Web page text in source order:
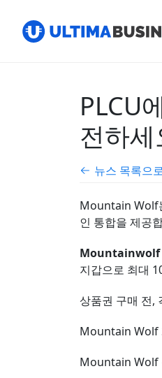
PLCU
전하세
뉴스 목록으
Mountain Wolf
인 통합을 제공
Mountainwolf
지갑으로 최대
상품권 구매 전,
Mountain Wolf
Mountain Wolf